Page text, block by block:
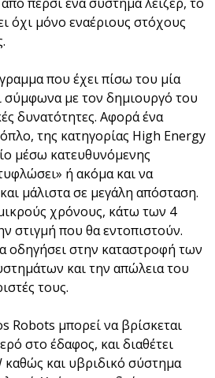
όχι μόνο εναέριους στόχους
που έχει πίσω του μία
σύμφωνα με τον δημιουργό του
δυνατότητες. Αφορά ένα
της κατηγορίας High Energy
μέσω κατευθυνόμενης
ή ακόμα και να
μάλιστα σε μεγάλη απόσταση.
χρόνους, κάτω των 4
στιγμή που θα εντοπιστούν.
οδηγήσει στην καταστροφή των
και την απώλεια του
τους.
Robots μπορεί να βρίσκεται
στο έδαφος, και διαθέτει
καθώς και υβριδικό σύστημα